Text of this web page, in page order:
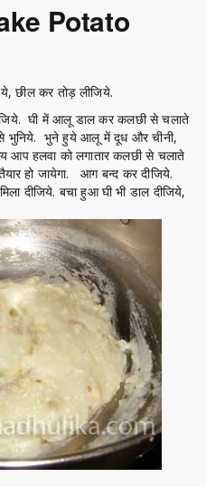
Potato
छील कर तोड़ लीजिये.
घी में आलू डाल कर कलछी से चलाते
भुनिये. भुने हुये आलू में दूध और चीनी,
हलवा को लगातार कलछी से चलाते
हो जायेगा. आग बन्द कर दीजिये.
दीजिये. बचा हुआ घी भी डाल दीजिये,